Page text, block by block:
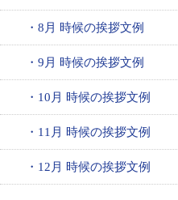
・8月 時候の挨拶文例
・9月 時候の挨拶文例
・10月 時候の挨拶文例
・11月 時候の挨拶文例
・12月 時候の挨拶文例